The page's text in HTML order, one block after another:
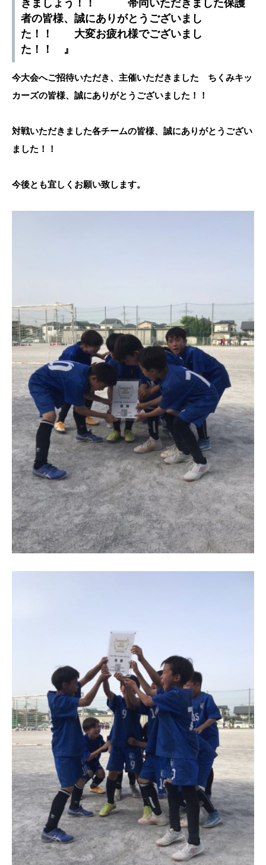
者の皆様、誠にありがとうございまし
た！！ 大変お疲れ様でございまし
た！！ 』
今大会へご招待いただき、主催いただきました ちくみキッ
カーズの皆様、誠にありがとうございました！！
対戦いただきました各チームの皆様、誠にありがとうござい
ました！！
今後とも宜しくお願い致します。